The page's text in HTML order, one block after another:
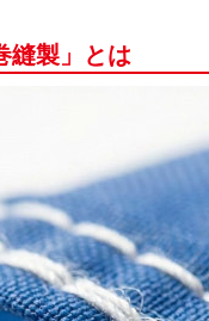
縫製」とは